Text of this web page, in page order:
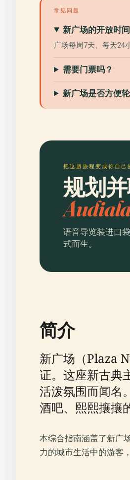
常见问题
新广场的开放时
广场每周7天、每天24
需要门票吗？
新广场是否方便
把这趟旅程变成你自己
规划
Audiala
语音导览装进口
式而生。
简介
新广场（Plaza
证。这座新古典
活泼氛围而闻名
酒吧、熙熙攘攘
本综合指南涵盖了新广
力的城市生活中的游客